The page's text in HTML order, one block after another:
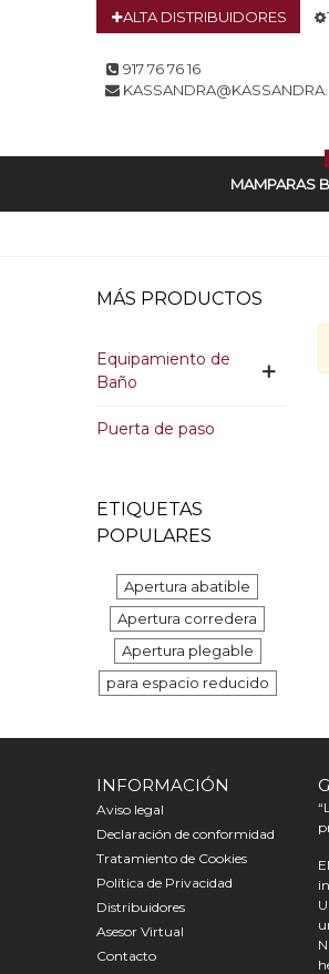
ALTA DISTRIBUIDORES
917 76 76 16
MAMPARAS
MÁS PRODUCTOS
Equipamiento de
Baño
Puerta de paso
ETIQUETAS
POPULARES
Apertura abatible
Apertura corredera
Apertura plegable
para espacio reducido
INFORMACIÓN
Aviso legal
Declaración de conformidad
Tratamiento de Cookies
Política de Privacidad
Distribuidores
Asesor Virtual
Contacto